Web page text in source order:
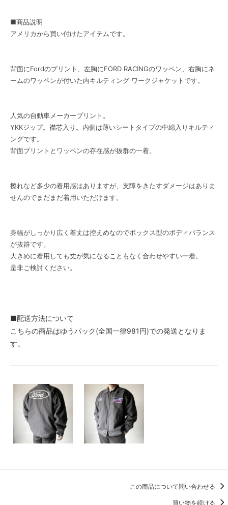
■商品説明
アメリカから買い付けたアイテムです。
背面にFordのプリント、左胸にFORD RACINGのワッペン、右胸にネ
ームのワッペンが付いた内キルティング ワークジャケットです。
人気の自動車メーカープリント。
YKKジップ。襟芯入り。内側は薄いシートタイプの中綿入りキルティ
ングです。
背面プリントとワッペンの存在感が抜群の一着。
擦れなど多少の着用感はありますが、支障をきたすダメージはありま
せんのでまだまだ着用いただけます。
身幅がしっかり広く着丈は控えめなのでボックス型のボディバランス
が抜群です。
大きめに着用しても丈が気になることもなく合わせやすい一着。
是非ご検討ください。
■配送方法について
こちらの商品はゆうパック(全国一律981円)での発送となりま
す。
この商品について問い合わせる
買い物を続ける